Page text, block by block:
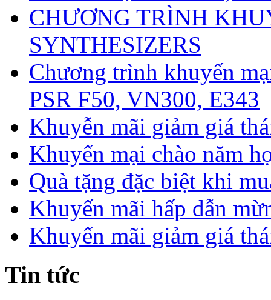
CHƯƠNG TRÌNH
SYNTHESIZERS
Chương trình khuyến
PSR F50, VN300, E343
Khuyễn mãi giảm giá
Khuyến mại chào năm
Quà tặng đặc biệt khi
Khuyến mãi hấp dẫn
Khuyến mãi giảm giá
Tin tức